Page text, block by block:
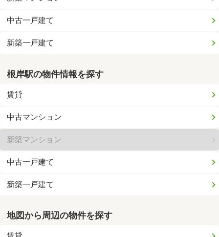
中古一戸建て
新築一戸建て
根岸駅の物件情報を探す
賃貸
中古マンション
新築マンション
中古一戸建て
新築一戸建て
地図から周辺の物件を探す